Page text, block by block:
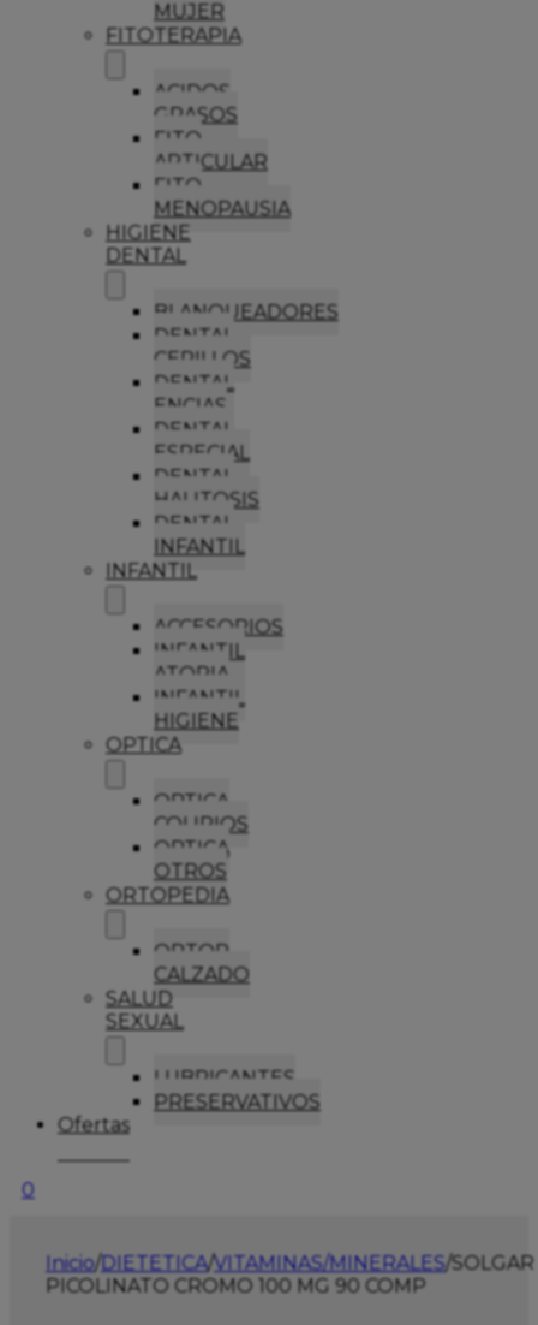
MUJER
FITOTERAPIA
ACIDOS
GRASOS
FITO
ARTICULAR
FITO
MENOPAUSIA
HIGIENE
DENTAL
BLANQUEADORES
DENTAL
CEPILLOS
DENTAL
ENCIAS
DENTAL
ESPECIAL
DENTAL
HALITOSIS
DENTAL
INFANTIL
INFANTIL
ACCESORIOS
INFANTIL
ATOPIA
INFANTIL
HIGIENE
OPTICA
OPTICA
COLIRIOS
OPTICA
OTROS
ORTOPEDIA
ORTOP
CALZADO
SALUD
SEXUAL
LUBRICANTES
PRESERVATIVOS
Ofertas
0
Inicio/DIETETICA/VITAMINAS/MINERALES/SOLGAR
PICOLINATO CROMO 100 MG 90 COMP